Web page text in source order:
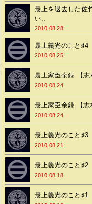
最上を退去した佐
い..
2010.08.28
最上義光のこと♯4
2010.08.25
最上家臣余録 【
2010.08.24
最上家臣余録 【
2010.08.24
最上義光のこと♯3
2010.08.21
最上義光のこと♯2
2010.08.18
最上義光のこと♯1